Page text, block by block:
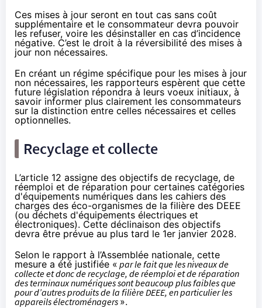
Ces mises à jour seront en tout cas sans coût
supplémentaire et le consommateur devra pouvoir
les refuser, voire les désinstaller en cas d’incidence
négative. C’est le droit à la réversibilité des mises à
jour non nécessaires.
En créant un régime spécifique pour les mises à jour
non nécessaires, les rapporteurs espèrent que cette
future législation répondra à leurs voeux initiaux, à
savoir informer plus clairement les consommateurs
sur la distinction entre celles nécessaires et celles
optionnelles.
Recyclage et collecte
L’article 12 assigne des objectifs de recyclage, de
réemploi et de réparation pour certaines catégories
d'équipements numériques dans les cahiers des
charges des éco-organismes de la filière des DEEE
(ou déchets d'équipements électriques et
électroniques). Cette déclinaison des objectifs
devra être prévue au plus tard le 1er janvier 2028.
Selon le rapport à l’Assemblée nationale, cette
mesure a été justifiée « par le fait que les niveaux de
collecte et donc de recyclage, de réemploi et de réparation
des terminaux numériques sont beaucoup plus faibles que
pour d’autres produits de la filière DEEE, en particulier les
appareils électroménagers ».